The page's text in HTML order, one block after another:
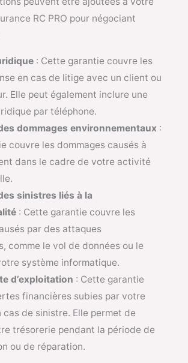
RC PRO pour négociant
: Cette garantie couvre les
en cas de litige avec un client ou
Elle peut également inclure une
par téléphone.
dommages environnementaux :
couvre les dommages causés à
dans le cadre de votre activité
sinistres liés à la
: Cette garantie couvre les
par des attaques
comme le vol de données ou le
système informatique.
d’exploitation : Cette garantie
financières subies par votre
cas de sinistre. Elle permet de
trésorerie pendant la période de
ou de réparation.